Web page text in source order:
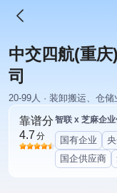
中交四航(重
司
20-99人 · 装卸搬运、仓储
靠谱分
4.7 分
智联 x 芝麻企
国有企业
国企供应商